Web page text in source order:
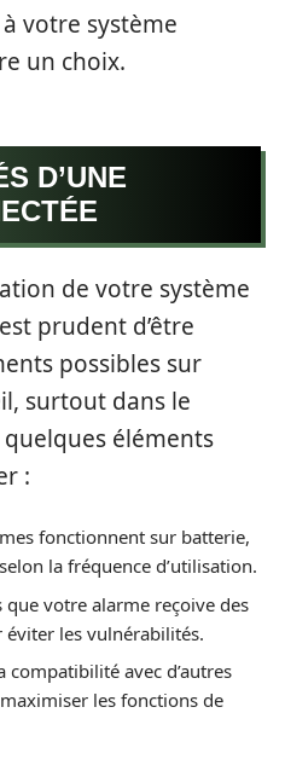
votre système
un choix.
D’UNE
de votre système
prudent d’être
possibles sur
surtout dans le
éléments
:
fonctionnent sur batterie,
la fréquence d’utilisation.
que votre alarme reçoive des
les vulnérabilités.
compatibilité avec d’autres
les fonctions de